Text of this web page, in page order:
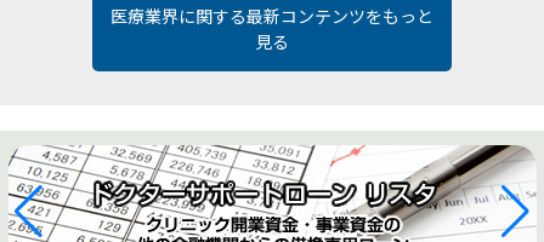
医療業界に関する最新コンテンツをもっと
見る